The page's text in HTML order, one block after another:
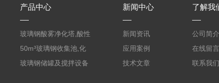
产品中心
玻璃钢酸雾净化塔,酸性
废气洗涤塔处理工艺
50m³玻璃钢收集池,化
粪罐
玻璃钢储罐及搅拌设备
新闻中心
新闻资讯
应用案例
技术文章
了解我
公司简介
在线留言
联系我们